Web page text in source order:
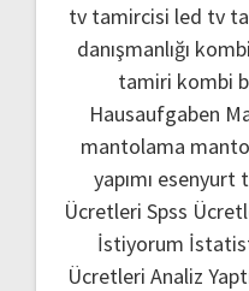
tv tamircisi led tv
danışmanlığı
tamiri kombi
Hausaufgaben
mantolama
yapımı esenyurt
Ücretleri Spss
İstiyorum
Ücretleri Analiz